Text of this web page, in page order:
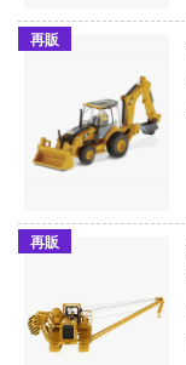
再販
再販
ャラ！
インどこへいく?
・ザ・ブラッド
ぐらし